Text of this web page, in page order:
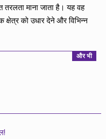
तरलता माना जाता है। यह वह
को उधार देने और विभिन्न
और भी